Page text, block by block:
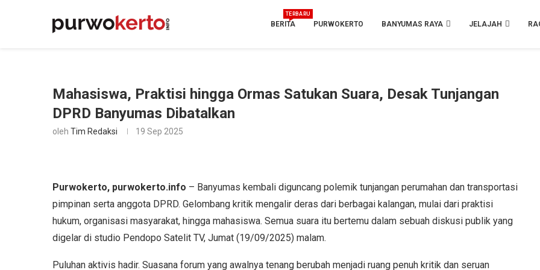
BERITA
TERBARU
PURWOKERTO BANYUMAS RAYA JELAJAH
Mahasiswa, Praktisi hingga Ormas Satukan Suara, Desak Tunjangan
DPRD Banyumas Dibatalkan
oleh Tim Redaksi 19 Sep 2025
Purwokerto, purwokerto.info – Banyumas kembali diguncang polemik tunjangan perumahan dan transportasi
pimpinan serta anggota DPRD. Gelombang kritik mengalir deras dari berbagai kalangan, mulai dari praktisi
hukum, organisasi masyarakat, hingga mahasiswa. Semua suara itu bertemu dalam sebuah diskusi publik yang
digelar di studio Pendopo Satelit TV, Jumat (19/09/2025) malam.
Puluhan aktivis hadir. Suasana forum yang awalnya tenang berubah menjadi ruang penuh kritik dan seruan